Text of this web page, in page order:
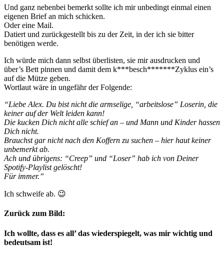
Und ganz nebenbei bemerkt sollte ich mir unbedingt einmal einen
eigenen Brief an mich schicken.
Oder eine Mail.
Datiert und zurückgestellt bis zu der Zeit, in der ich sie bitter
benötigen werde.
Ich würde mich dann selbst überlisten, sie mir ausdrucken und
über’s Bett pinnen und damit dem k***besch*******Zyklus ein’s
auf die Mütze geben.
Wortlaut wäre in ungefähr der Folgende:
“Liebe Alex. Du bist nicht die armselige, “arbeitslose” Loserin, die
keiner auf der Welt leiden kann!
Die kucken Dich nicht alle schief an – und Mann und Kinder hassen
Dich nicht.
Brauchst gar nicht nach den Koffern zu suchen – hier haut keiner
unbemerkt ab.
Ach und übrigens: “Creep” und “Loser” hab ich von Deiner
Spotify-Playlist gelöscht!
Für immer.”
Ich schweife ab. 😉
Zurück zum Bild:
Ich wollte, dass es all’ das wiederspiegelt, was mir wichtig und
bedeutsam ist!